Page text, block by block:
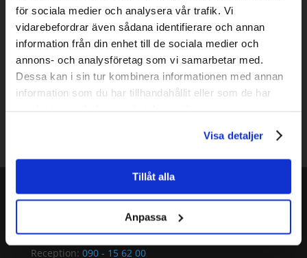
för sociala medier och analysera vår trafik. Vi
vidarebefordrar även sådana identifierare och annan
information från din enhet till de sociala medier och
annons- och analysföretag som vi samarbetar med.
Dessa kan i sin tur kombinera informationen med annan
information som du har tillhandahållit eller som de har
Visa detaljer
Tillåt alla
Anpassa
Green traveling
About us
Styrelsen
House of Metal
The Golden Apple
Scholarship
Technology
Contact
Ekonomi
Telephone:
090 - 15 62 30
Reception: 090 - 15 62 00